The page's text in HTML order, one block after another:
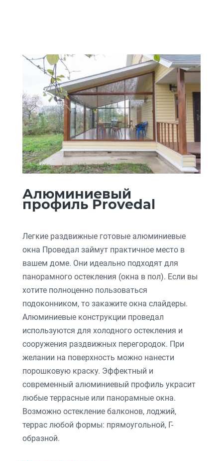
Алюминиевый
профиль Provedal
Легкие раздвижные готовые алюминиевые
окна Проведал займут практичное место в
вашем доме. Они идеально подходят для
панорамного остекления (окна в пол). Если вы
хотите полноценно пользоваться
подоконником, то закажите окна слайдеры.
Алюминиевые конструкции проведал
используются для холодного остекления и
сооружения раздвижных перегородок. При
желании на поверхность можно нанести
порошковую краску. Эффектный и
современный алюминиевый профиль украсит
любые террасные или панорамные окна.
Возможно остекление балконов, лоджий,
террас любой формы: прямоугольной, Г-
образной.